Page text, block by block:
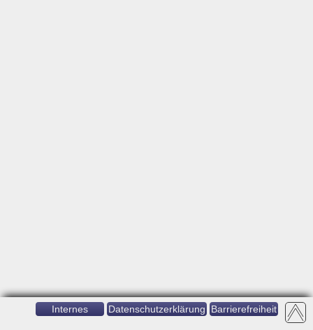
Internes Datenschutzerklärung Barrierefreiheit